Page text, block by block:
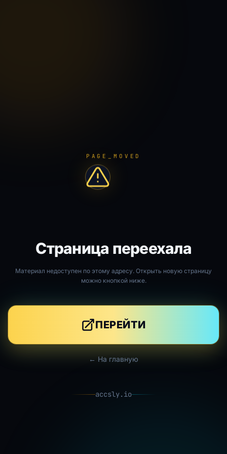
PAGE_MOVED
Страница переехала
Материал недоступен по этому адресу. Открыть новую страницу
можно кнопкой ниже.
ПЕРЕЙТИ
← На главную
accsly.io